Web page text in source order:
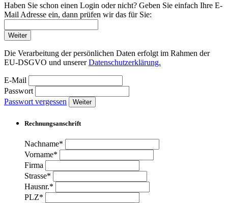
Haben Sie schon einen Login oder nicht? Geben Sie einfach Ihre E-
Mail Adresse ein, dann prüfen wir das für Sie:
Weiter
Die Verarbeitung der persönlichen Daten erfolgt im Rahmen der
EU-DSGVO und unsererDatenschutzerklärung.
E-Mail
Passwort
Passwort vergessen
Weiter
Rechnungsanschrift
Nachname*
Vorname*
Firma
Strasse*
Hausnr.*
PLZ*